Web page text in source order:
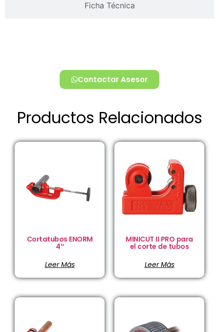
Ficha Técnica
Contactar Asesor
Productos Relacionados
Cortatubos ENORM
4″
Leer Más
MINICUT II PRO para
el corte de tubos
Leer Más